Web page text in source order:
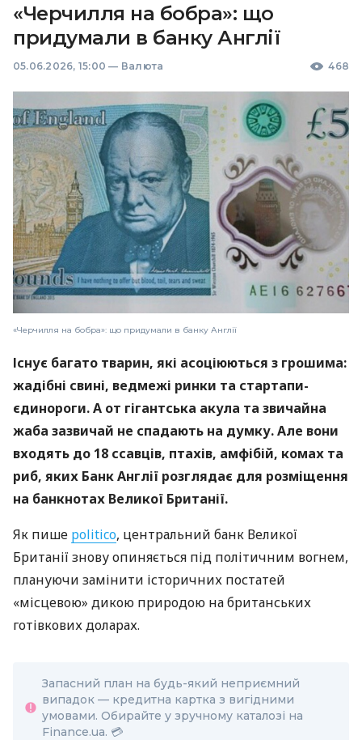
«Черчилля на бобра»: що
придумали в банку Англії
05.06.2026, 15:00 — Валюта 468
«Черчилля на бобра»: що придумали в банку Англії
Існує багато тварин, які асоціюються з грошима:
жадібні свині, ведмежі ринки та стартапи-
єдинороги. А от гігантська акула та звичайна
жаба зазвичай не спадають на думку. Але вони
входять до 18 ссавців, птахів, амфібій, комах та
риб, яких Банк Англії розглядає для розміщення
на банкнотах Великої Британії.
Як пише politico, центральний банк Великої
Британії знову опиняється під політичним вогнем,
плануючи замінити історичних постатей
«місцевою» дикою природою на британських
готівкових доларах.
Запасний план на будь-який неприємний
випадок — кредитна картка з вигідними
умовами. Обирайте у зручному каталозі на
Finance.ua. 💳